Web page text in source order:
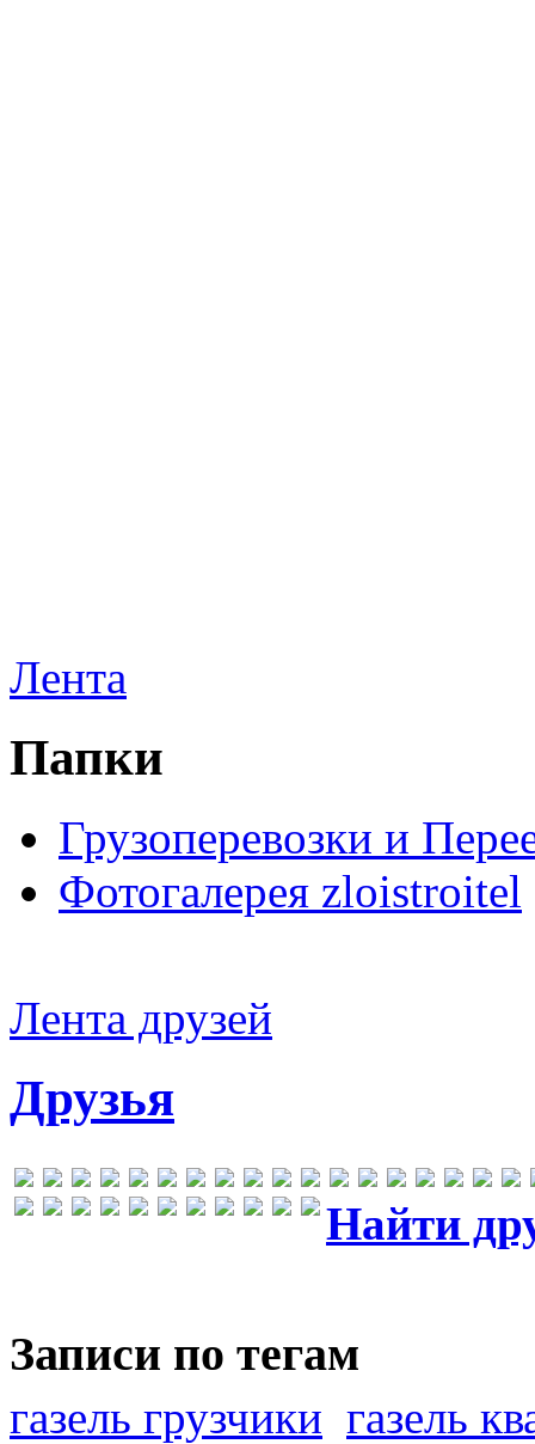
Лента
Папки
Грузоперевозки и
Фотогалерея zloistroitel
Лента друзей
Друзья
Найти
Записи по тегам
газель грузчики газель